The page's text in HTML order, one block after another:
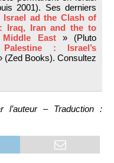
2001). Ses derniers
Israel ad the Clash of
Iraq, Iran and the to
East» (Pluto
Palestine : Israel’s
(Zed Books). Consultez
l’auteur – Traduction :